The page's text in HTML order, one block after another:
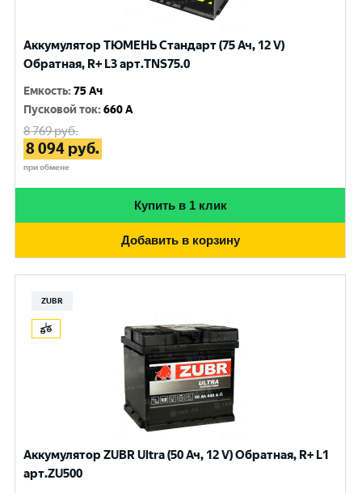
Аккумулятор ТЮМЕНЬ Стандарт (75 Ач, 12 V)
Обратная, R+ L3 арт.TNS75.0
Емкость:75 Ач
Пусковой ток:660 A
8 769руб.
8 094 руб.
при обмене
Купить в 1 клик
Добавить в корзину
ZUBR
Аккумулятор ZUBR Ultra (50 Ач, 12 V) Обратная, R+ L1
арт.ZU500